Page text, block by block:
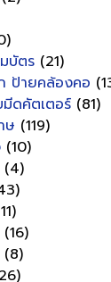
บัตร (21)
ป้ายคล้องคอ
ดคัตเตอร์ (81)
ษ (119)
(10)
(4)
(16)
(8)